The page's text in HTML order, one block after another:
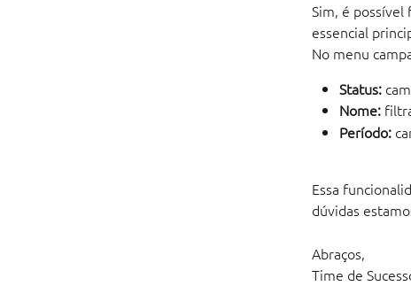
Sim, é possível
essencial
No menu
Status:
Nome:
Período:
Essa
dúvidas
Abraços,
Time de